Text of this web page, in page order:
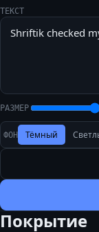
ТЕКСТ
РАЗМЕР
ФОН Тёмный
Покрытие